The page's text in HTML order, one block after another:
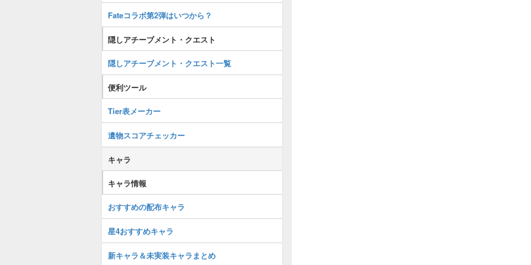
Fateコラボ第2弾はいつから？
隠しアチーブメント・クエスト
隠しアチーブメント・クエスト一覧
便利ツール
Tier表メーカー
遺物スコアチェッカー
キャラ
キャラ情報
おすすめの配布キャラ
星4おすすめキャラ
新キャラ＆未実装キャラまとめ